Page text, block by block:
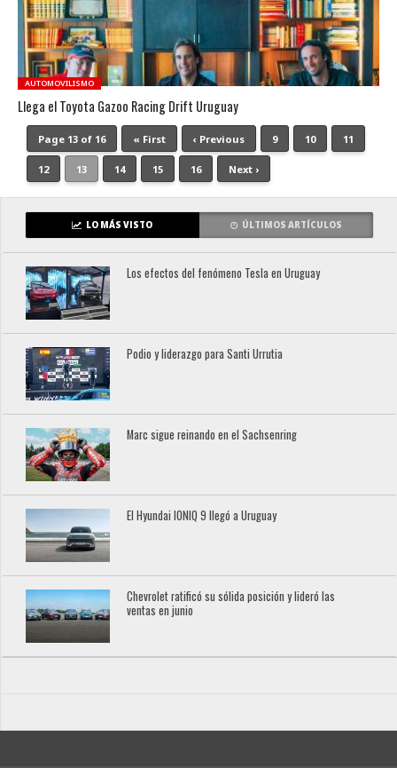
AUTOMOVILISMO
Llega el Toyota Gazoo Racing Drift Uruguay
Page 13 of 16 « First ‹ Previous 9 10 11
12 13 14 15 16 Next ›
LO MÁS VISTO ÚLTIMOS ARTÍCULOS
Los efectos del fenómeno Tesla en Uruguay
Podio y liderazgo para Santi Urrutia
Marc sigue reinando en el Sachsenring
El Hyundai IONIQ 9 llegó a Uruguay
Chevrolet ratificó su sólida posición y lideró las
ventas en junio